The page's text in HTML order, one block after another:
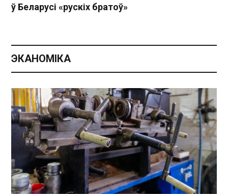
ў Беларусі «рускіх братоў»
ЭКАНОМІКА